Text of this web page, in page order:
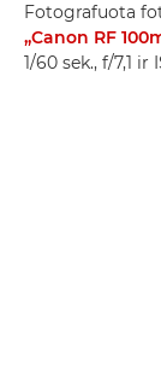
Fotografuota
„Canon RF
1/60 sek., f/7,1